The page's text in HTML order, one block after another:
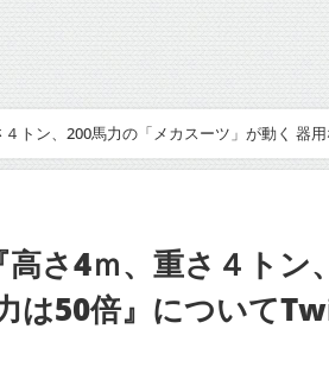
トン、200馬力の「メカスーツ」が動く 器
高さ4ｍ、重さ４トン
は50倍』について